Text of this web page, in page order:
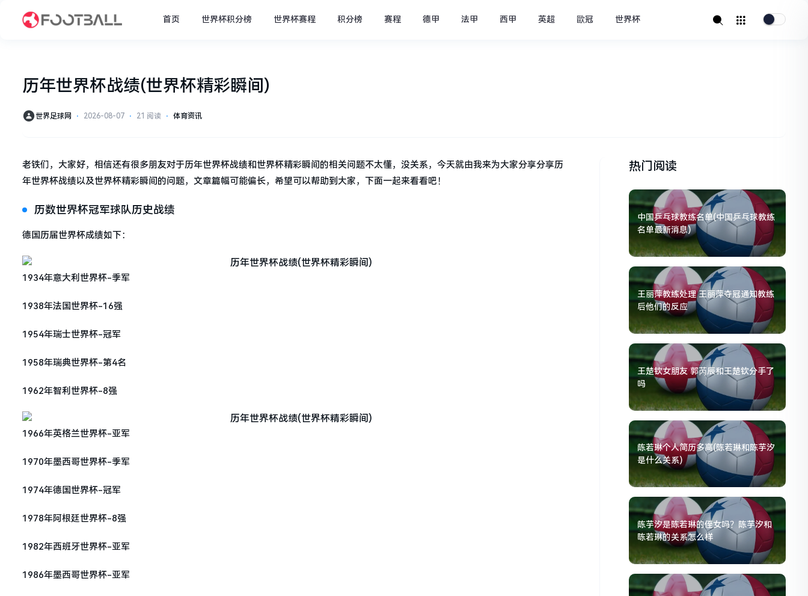
首页 世界杯积分榜 世界杯赛程 积分榜 赛程 德甲 法甲 西甲 英超 歐冠 世界杯
历年世界杯战绩(世界杯精彩瞬间)
世界足球网 ⋅ 2026-08-07 ⋅ 21 阅读 ⋅ 体育资讯
老铁们，大家好，相信还有很多朋友对于历年世界杯战绩和世界杯精彩瞬间的相关问题不太懂，没关系，今天就由我来为大家分享分享历
年世界杯战绩以及世界杯精彩瞬间的问题，文章篇幅可能偏长，希望可以帮助到大家，下面一起来看看吧！
历数世界杯冠军球队历史战绩
德国历届世界杯成绩如下：
1934年意大利世界杯-季军
1938年法国世界杯-16强
1954年瑞士世界杯-冠军
1958年瑞典世界杯-第4名
1962年智利世界杯-8强
1966年英格兰世界杯-亚军
1970年墨西哥世界杯-季军
1974年德国世界杯-冠军
1978年阿根廷世界杯-8强
1982年西班牙世界杯-亚军
1986年墨西哥世界杯-亚军
热门阅读
中国乒乓球教练名单(中国乒乓球教练
名单最新消息)
王丽萍教练处理 王丽萍夺冠通知教练
后他们的反应
王楚钦女朋友 郭芮辰和王楚钦分手了
吗
陈若琳个人简历多高(陈若琳和陈芋汐
是什么关系)
陈芋汐是陈若琳的侄女吗？陈芋汐和
陈若琳的关系怎么样